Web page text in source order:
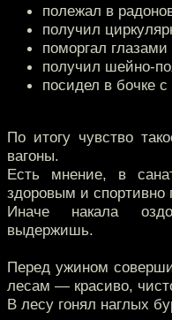
полежал в
получил
поморгал
получил шейно-
посидел в бочке
По итогу чувство
вагоны.
Есть мнение, в
здоровым и спортивно
Иначе накала
выдержишь.
Перед ужином
лесам — красиво,
В лесу гонял наглых